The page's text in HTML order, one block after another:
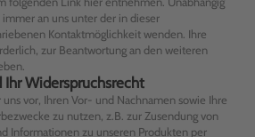
an uns unter der in dieser
Kontaktmöglichkeit wenden. Ihre
zur Beantwortung an den weiteren
Widerspruchsrecht
vor, Ihren Vor- und Nachnamen sowie Ihre
zu nutzen, z.B. zur Zusendung von
Informationen zu unseren Produkten per